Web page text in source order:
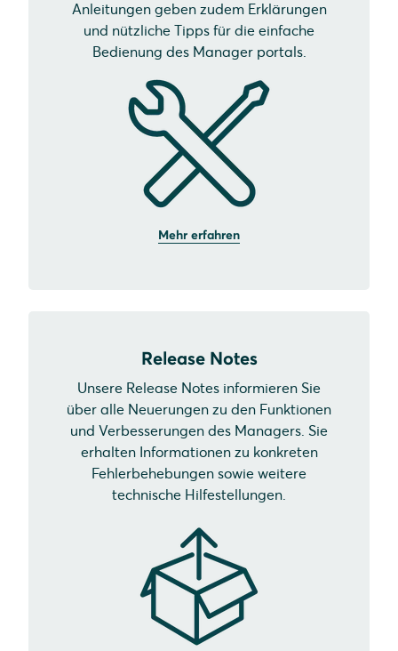
Anleitungen geben zudem Erklärungen
und nützliche Tipps für die einfache
Bedienung des Manager portals.
Mehr erfahren
Release Notes
Unsere Release Notes informieren Sie
über alle Neuerungen zu den Funktionen
und Verbesserungen des Managers. Sie
erhalten Informationen zu konkreten
Fehlerbehebungen sowie weitere
technische Hilfestellungen.